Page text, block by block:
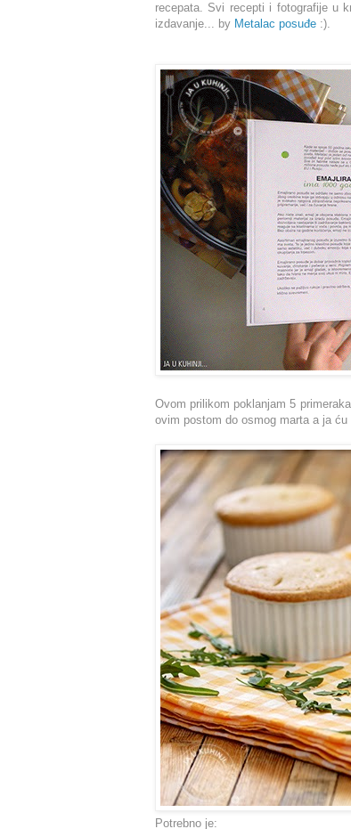
recepata. Svi recepti i fotografije u
izdavanje... by Metalac posuđe :).
Ovom prilikom poklanjam 5
ovim postom do osmog marta a ja
Potrebno je: